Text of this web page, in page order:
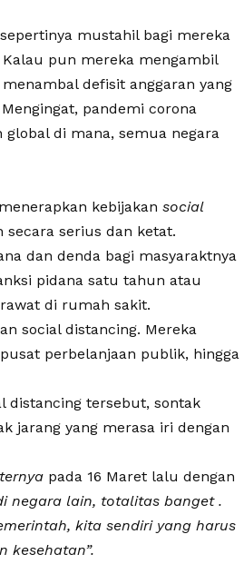
mustahil bagi mereka
pun mereka mengambil
defisit anggaran yang
pandemi corona
di mana, semua negara
kebijakan social
secara serius dan ketat.
dan denda bagi masyaraktnya
pidana satu tahun atau
di rumah sakit.
social distancing. Mereka
perbelanjaan publik, hingga
distancing tersebut, sontak
jarang yang merasa iri dengan
pada 16 Maret lalu dengan
negara lain, totalitas banget .
kita sendiri yang harus
kesehatan”.